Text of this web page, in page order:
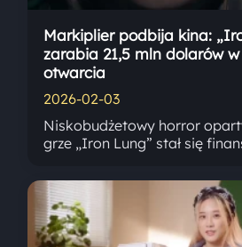
Markiplier podbija kina:
zarabia 21,5 mln dolarów
otwarcia
2026-02-03
Niskobudżetowy horror
grze „Iron Lung” stał się